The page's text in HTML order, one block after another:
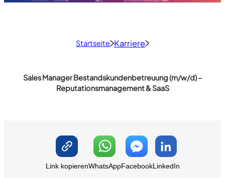
Startseite Karriere
Sales Manager Bestandskundenbetreuung (m/w/d) –
Reputationsmanagement & SaaS
Link kopierenWhatsAppFacebookLinkedIn